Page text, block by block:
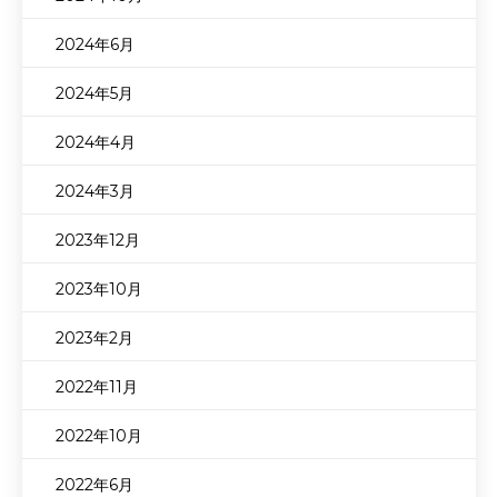
2024年6月
2024年5月
2024年4月
2024年3月
2023年12月
2023年10月
2023年2月
2022年11月
2022年10月
2022年6月